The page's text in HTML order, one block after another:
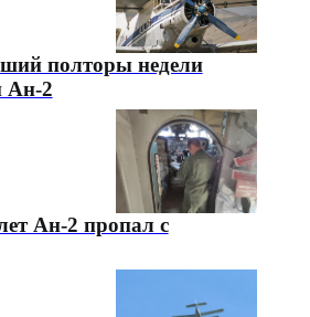
полторы недели
Ан-2
Ан-2 пропал с